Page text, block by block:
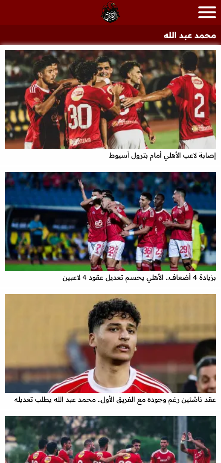
محمد عبد الله
إصابة لاعب الأهلي أمام بترول أسيوط
بزيادة 4 أضعاف.. الأهلي يحسم تعديل عقود 4 لاعبين
عقد ناشئين رغم وجوده مع الفريق الأول.. محمد عبد الله يطلب تعديله